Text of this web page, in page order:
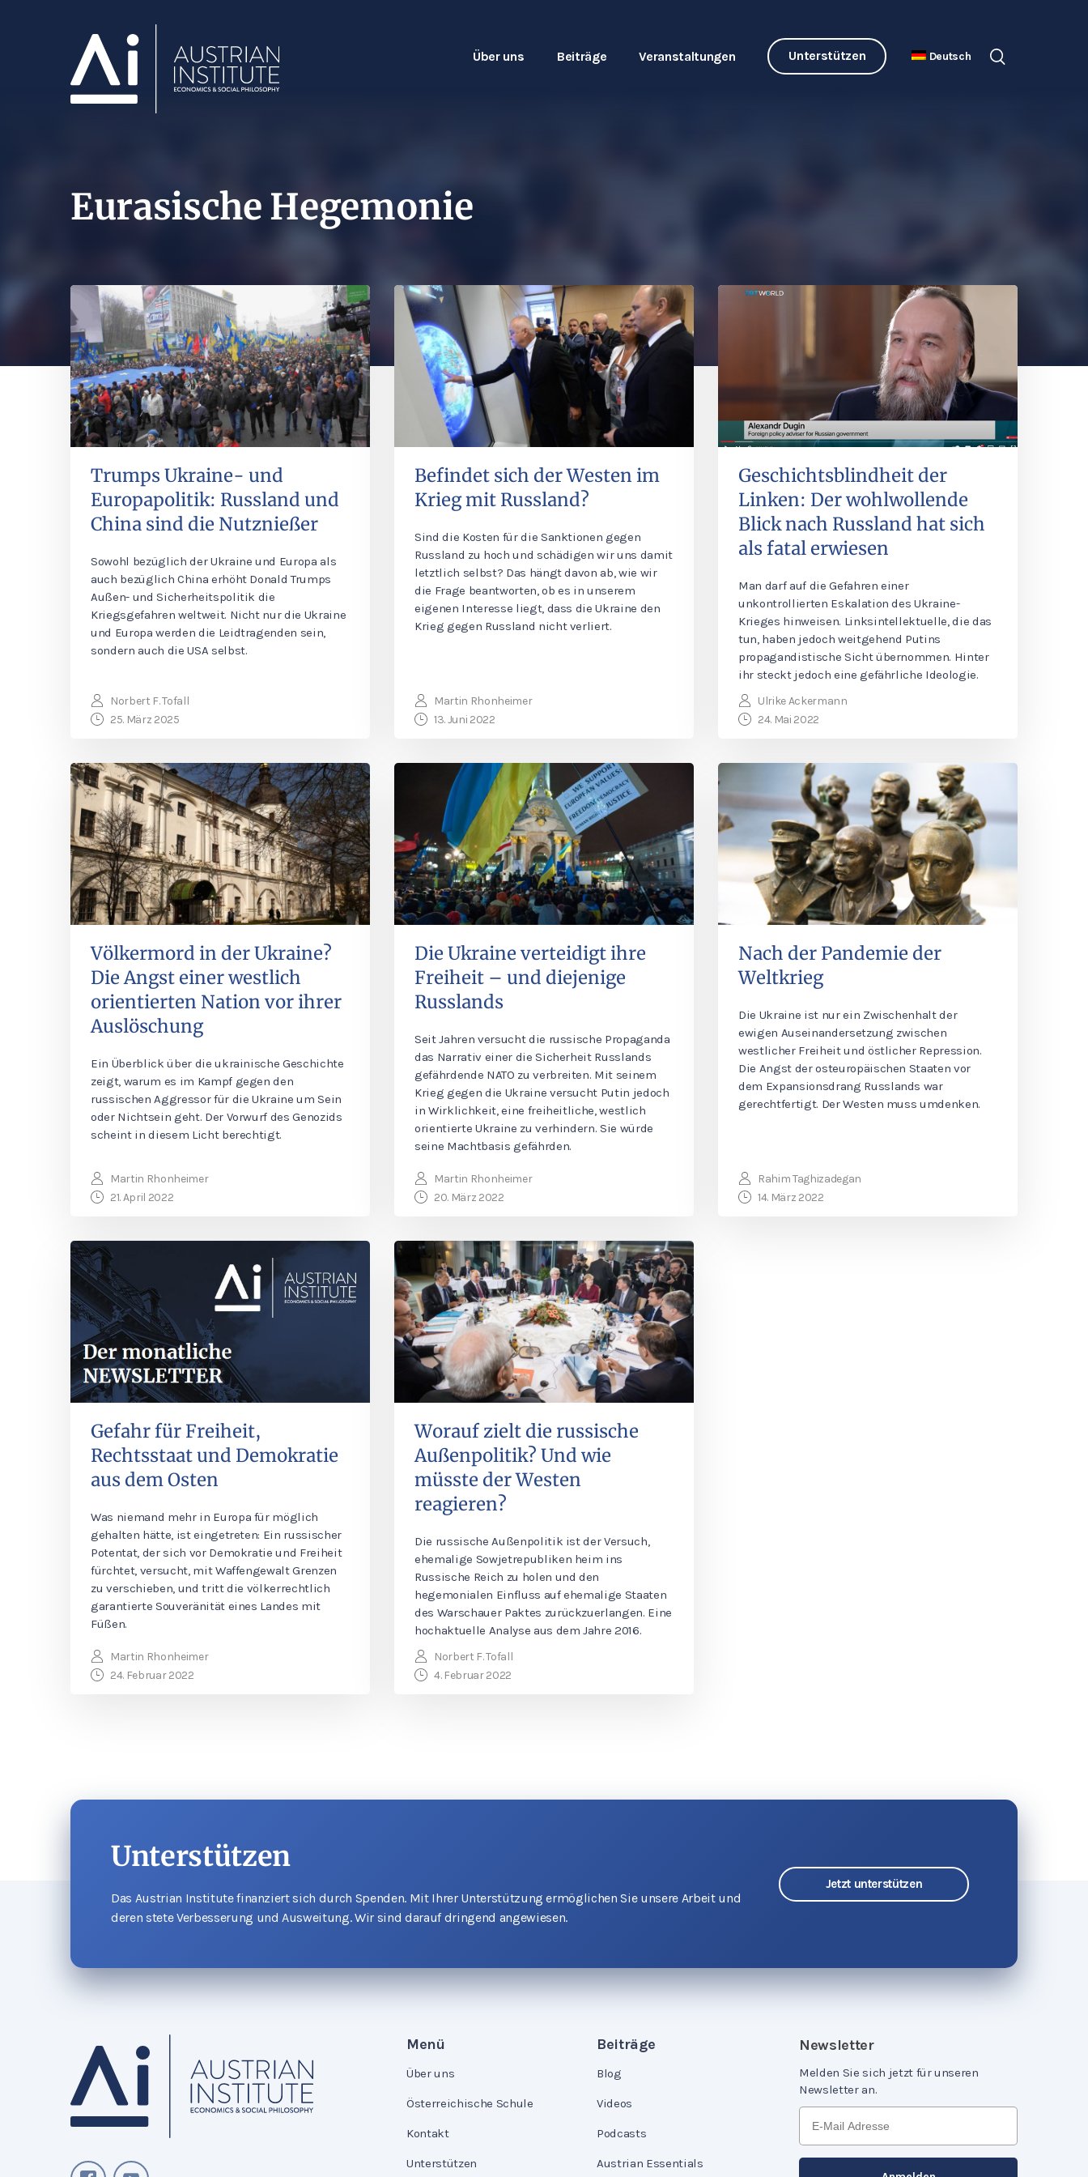
Über uns Beiträge Veranstaltungen Unterstützen Deutsch
Eurasische Hegemonie
Trumps Ukraine- und
Europapolitik: Russland und
China sind die Nutznießer
Sowohl bezüglich der Ukraine und Europa als
auch bezüglich China erhöht Donald Trumps
Außen- und Sicherheitspolitik die
Kriegsgefahren weltweit. Nicht nur die Ukraine
und Europa werden die Leidtragenden sein,
sondern auch die USA selbst.
Norbert F. Tofall
25. März 2025
Befindet sich der Westen im
Krieg mit Russland?
Sind die Kosten für die Sanktionen gegen
Russland zu hoch und schädigen wir uns damit
letztlich selbst? Das hängt davon ab, wie wir
die Frage beantworten, ob es in unserem
eigenen Interesse liegt, dass die Ukraine den
Krieg gegen Russland nicht verliert.
Martin Rhonheimer
13. Juni 2022
Geschichtsblindheit der
Linken: Der wohlwollende
Blick nach Russland hat sich
als fatal erwiesen
Man darf auf die Gefahren einer
unkontrollierten Eskalation des Ukraine-
Krieges hinweisen. Linksintellektuelle, die das
tun, haben jedoch weitgehend Putins
propagandistische Sicht übernommen. Hinter
ihr steckt jedoch eine gefährliche Ideologie.
Ulrike Ackermann
24. Mai 2022
Völkermord in der Ukraine?
Die Angst einer westlich
orientierten Nation vor ihrer
Auslöschung
Ein Überblick über die ukrainische Geschichte
zeigt, warum es im Kampf gegen den
russischen Aggressor für die Ukraine um Sein
oder Nichtsein geht. Der Vorwurf des Genozids
scheint in diesem Licht berechtigt.
Martin Rhonheimer
21. April 2022
Die Ukraine verteidigt ihre
Freiheit – und diejenige
Russlands
Seit Jahren versucht die russische Propaganda
das Narrativ einer die Sicherheit Russlands
gefährdende NATO zu verbreiten. Mit seinem
Krieg gegen die Ukraine versucht Putin jedoch
in Wirklichkeit, eine freiheitliche, westlich
orientierte Ukraine zu verhindern. Sie würde
seine Machtbasis gefährden.
Martin Rhonheimer
20. März 2022
Nach der Pandemie der
Weltkrieg
Die Ukraine ist nur ein Zwischenhalt der
ewigen Auseinandersetzung zwischen
westlicher Freiheit und östlicher Repression.
Die Angst der osteuropäischen Staaten vor
dem Expansionsdrang Russlands war
gerechtfertigt. Der Westen muss umdenken.
Rahim Taghizadegan
14. März 2022
Gefahr für Freiheit,
Rechtsstaat und Demokratie
aus dem Osten
Was niemand mehr in Europa für möglich
gehalten hätte, ist eingetreten: Ein russischer
Potentat, der sich vor Demokratie und Freiheit
fürchtet, versucht, mit Waffengewalt Grenzen
zu verschieben, und tritt die völkerrechtlich
garantierte Souveränität eines Landes mit
Füßen.
Martin Rhonheimer
24. Februar 2022
Worauf zielt die russische
Außenpolitik? Und wie
müsste der Westen
reagieren?
Die russische Außenpolitik ist der Versuch,
ehemalige Sowjetrepubliken heim ins
Russische Reich zu holen und den
hegemonialen Einfluss auf ehemalige Staaten
des Warschauer Paktes zurückzuerlangen. Eine
hochaktuelle Analyse aus dem Jahre 2016.
Norbert F. Tofall
4. Februar 2022
Unterstützen
Das Austrian Institute finanziert sich durch Spenden. Mit Ihrer Unterstützung ermöglichen Sie unsere Arbeit und
deren stete Verbesserung und Ausweitung. Wir sind darauf dringend angewiesen.
Jetzt unterstützen
Menü
Über uns
Österreichische Schule
Kontakt
Unterstützen
Beiträge
Blog
Videos
Podcasts
Austrian Essentials
Newsletter
Melden Sie sich jetzt für unseren
Newsletter an.